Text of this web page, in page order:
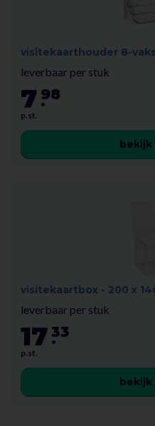
visitekaarthouder 8-
leverbaar per stuk
7 .
98
p.st.
visitekaartbox - 200 x
leverbaar per stuk
17 .
33
p.st.